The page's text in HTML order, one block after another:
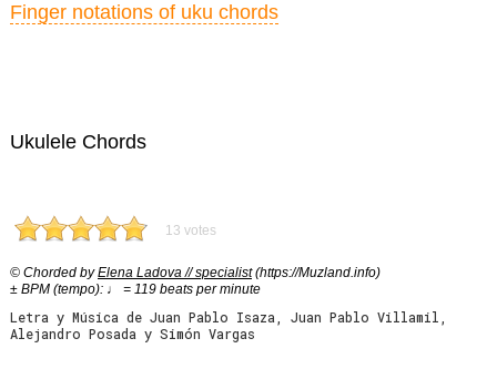
Ukulele Chords
13 votes
© Chorded byElena Ladova // specialist(https://Muzland.info)
± BPM (tempo): ♩ = 119 beats per minute
Letra y Música de Juan Pablo Isaza, Juan Pablo Villamil,
Alejandro Posada y Simón Vargas
Finger notations of uku chords